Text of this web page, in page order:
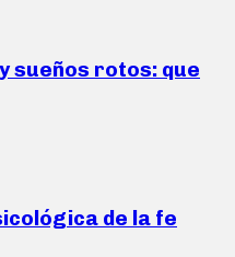
sueños rotos: que
de la fe